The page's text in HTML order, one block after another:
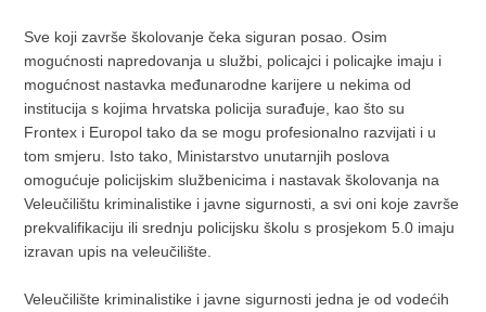
Sve koji završe školovanje čeka siguran posao. Osim
mogućnosti napredovanja u službi, policajci i policajke imaju i
mogućnost nastavka međunarodne karijere u nekima od
institucija s kojima hrvatska policija surađuje, kao što su
Frontex i Europol tako da se mogu profesionalno razvijati i u
tom smjeru. Isto tako, Ministarstvo unutarnjih poslova
omogućuje policijskim službenicima i nastavak školovanja na
Veleučilištu kriminalistike i javne sigurnosti, a svi oni koje završe
prekvalifikaciju ili srednju policijsku školu s prosjekom 5.0 imaju
izravan upis na veleučilište.
Veleučilište kriminalistike i javne sigurnosti jedna je od vodećih